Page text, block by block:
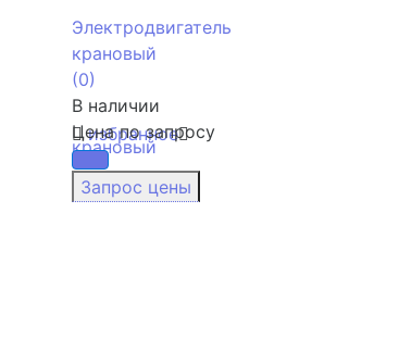
избранное
Электродвигатель
крановый
(0)
В наличии
Цена по запросу